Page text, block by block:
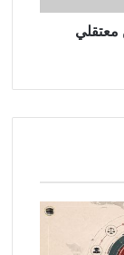
معتقلي